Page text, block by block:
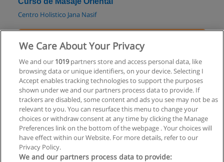
Centro Holistico Jana Nasif
Curso Estimulación Temprana
Psi Integral - Asociación Civil
Solicita información
We Care About Your Privacy
We and our 1019partners store and access personal data, like
browsing data or unique identifiers, on your device. Selecting I
Accept enables tracking technologies to support the purposes
shown under we and our partners process data to provide. If
trackers are disabled, some content and ads you see may not be as
relevant to you. You can resurface this menu to change your
choices or withdraw consent at any time by clicking the Manage
Preferences link on the bottom of the webpage . Your choices will
have effect within our Website. For more details, refer to our
Privacy Policy.
We and our partners process data to provide: